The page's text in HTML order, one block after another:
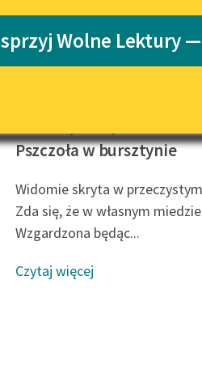
Lektury
literatury
E-
literatury
uczennic
Wolne Lektury
Pszczoła w bursztynie
Widomie skryta w
Zda się, że w własnym miedzie
Wzgardzona będąc...
Czytaj więcej